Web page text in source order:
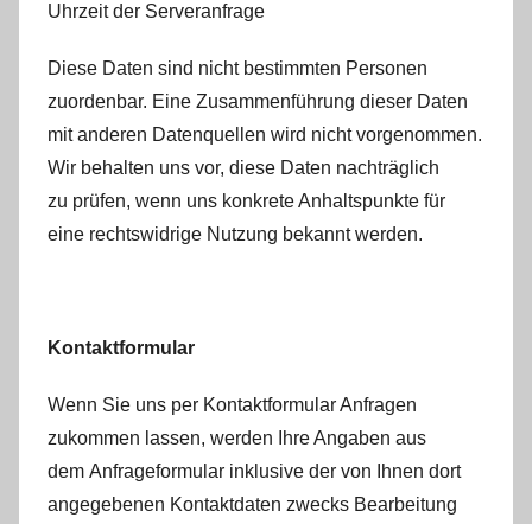
Uhrzeit der Serveranfrage
Diese Daten sind nicht bestimmten Personen
zuordenbar. Eine Zusammenführung dieser Daten
mit anderen Datenquellen wird nicht vorgenommen.
Wir behalten uns vor, diese Daten nachträglich
zu prüfen, wenn uns konkrete Anhaltspunkte für
eine rechtswidrige Nutzung bekannt werden.
Kontaktformular
Wenn Sie uns per Kontaktformular Anfragen
zukommen lassen, werden Ihre Angaben aus
dem Anfrageformular inklusive der von Ihnen dort
angegebenen Kontaktdaten zwecks Bearbeitung